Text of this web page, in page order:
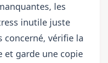
les
inutile juste
concerné, vérifie la
et garde une copie